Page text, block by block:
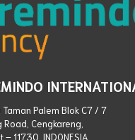
Taman Palem Blok C7 / 7
Road, Cengkareng,
11730, INDONESIA